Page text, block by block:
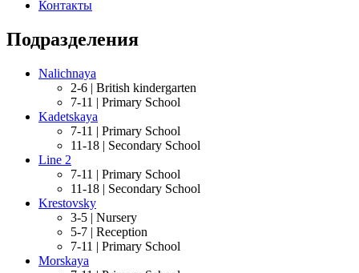
Контакты
Подразделения
Nalichnaya
2-6 | British kindergarten
7-11 | Primary School
Kadetskaya
7-11 | Primary School
11-18 | Secondary School
Line 2
7-11 | Primary School
11-18 | Secondary School
Krestovsky
3-5 | Nursery
5-7 | Reception
7-11 | Primary School
Morskaya